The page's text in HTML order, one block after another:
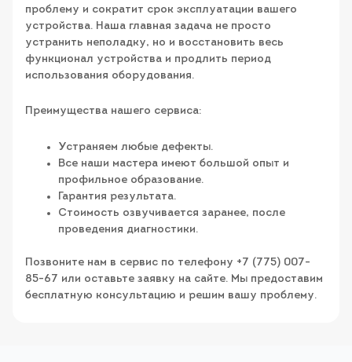
проблему и сократит срок эксплуатации вашего
устройства. Наша главная задача не просто
устранить неполадку, но и восстановить весь
функционал устройства и продлить период
использования оборудования.
Преимущества нашего сервиса:
Устраняем любые дефекты.
Все наши мастера имеют большой опыт и
профильное образование.
Гарантия результата.
Стоимость озвучивается заранее, после
проведения диагностики.
Позвоните нам в сервис по телефону +7 (775) 007-
85-67 или оставьте заявку на сайте. Мы предоставим
бесплатную консультацию и решим вашу проблему.